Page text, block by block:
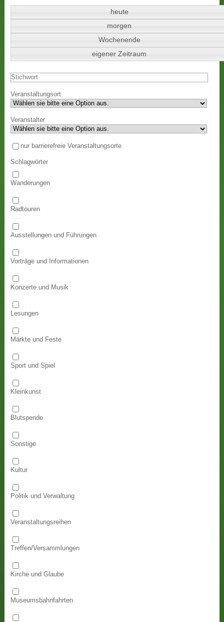
heute
morgen
Wochenende
eigener Zeitraum
Veranstaltungsort
Veranstalter
nur barrierefreie Veranstaltungsorte
Schlagwörter
Wanderungen
Radtouren
Ausstellungen und Führungen
Vorträge und Informationen
Konzerte und Musik
Lesungen
Märkte und Feste
Sport und Spiel
Kleinkunst
Blutspende
Sonstige
Kultur
Politik und Verwaltung
Veranstaltungsreihen
Treffen/Versammlungen
Kirche und Glaube
Museumsbahnfahrten